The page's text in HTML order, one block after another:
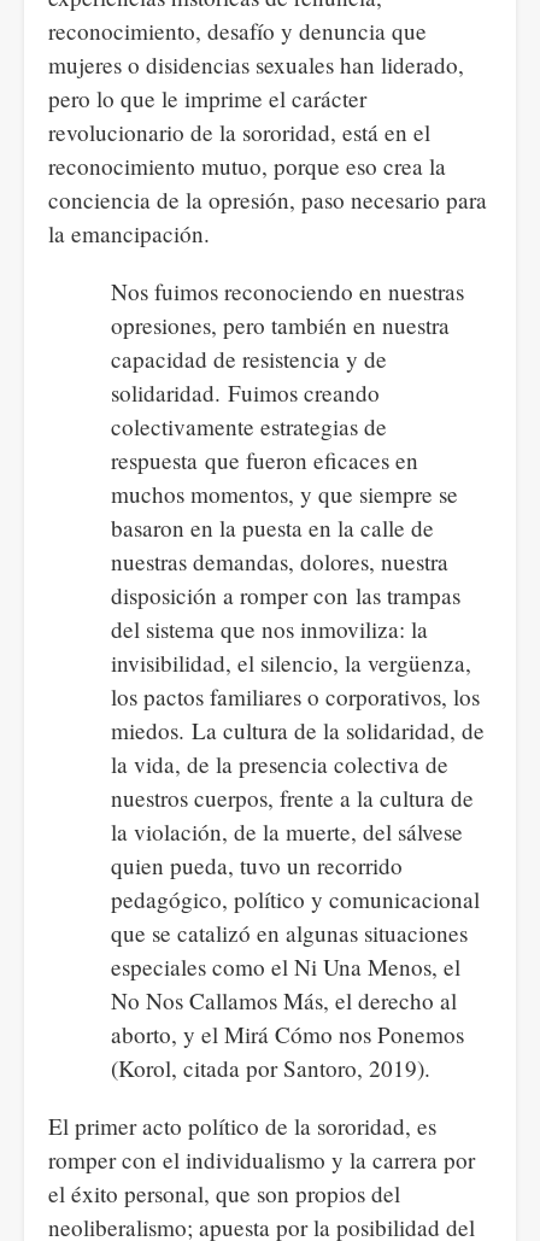
reconocimiento, desafío y denuncia que
mujeres o disidencias sexuales han liderado,
pero lo que le imprime el carácter
revolucionario de la sororidad, está en el
reconocimiento mutuo, porque eso crea la
conciencia de la opresión, paso necesario para
la emancipación.
Nos fuimos reconociendo en nuestras
opresiones, pero también en nuestra
capacidad de resistencia y de
solidaridad. Fuimos creando
colectivamente estrategias de
respuesta que fueron eficaces en
muchos momentos, y que siempre se
basaron en la puesta en la calle de
nuestras demandas, dolores, nuestra
disposición a romper con las trampas
del sistema que nos inmoviliza: la
invisibilidad, el silencio, la vergüenza,
los pactos familiares o corporativos, los
miedos. La cultura de la solidaridad, de
la vida, de la presencia colectiva de
nuestros cuerpos, frente a la cultura de
la violación, de la muerte, del sálvese
quien pueda, tuvo un recorrido
pedagógico, político y comunicacional
que se catalizó en algunas situaciones
especiales como el Ni Una Menos, el
No Nos Callamos Más, el derecho al
aborto, y el Mirá Cómo nos Ponemos
(Korol, citada por Santoro, 2019).
El primer acto político de la sororidad, es
romper con el individualismo y la carrera por
el éxito personal, que son propios del
neoliberalismo; apuesta por la posibilidad del